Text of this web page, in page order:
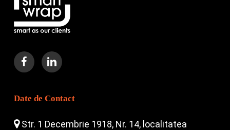
Date de Contact
Str. 1 Decembrie 1918, Nr. 14, localitatea